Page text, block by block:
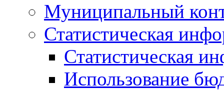
Муниципальный
Статистическая
Статистическая
Использование